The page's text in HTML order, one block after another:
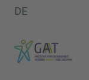
DE